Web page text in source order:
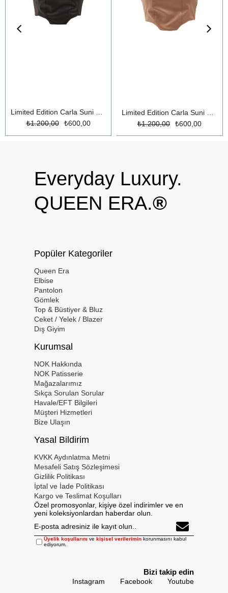
₺600,00
₺1.200,00
Limited Edition Carla Suni Deri Büstiyer Bej
₺600,00
₺1.200,00
Everyday Luxury.
QUEEN ERA.®
Popüler Kategoriler
Queen Era
Elbise
Pantolon
Gömlek
Top & Büstiyer & Bluz
Ceket / Yelek / Blazer
Dış Giyim
Kurumsal
NOK Hakkında
NOK Patisserie
Mağazalarımız
Sıkça Sorulan Sorular
Havale/EFT Bilgileri
Müşteri Hizmetleri
Bize Ulaşın
Yasal Bildirim
KVKK Aydınlatma Metni
Mesafeli Satış Sözleşimesi
Gizlilik Politikası
İptal ve İade Politikası
Kargo ve Teslimat Koşulları
Özel promosyonlar, kişiye özel indirimler ve en
yeni koleksiyonlardan haberdar olun.
Üyelik koşullarını vekişisel verilerimin korunmasını kabul
ediyorum.
Bizi takip edin
Instagram Facebook Youtube